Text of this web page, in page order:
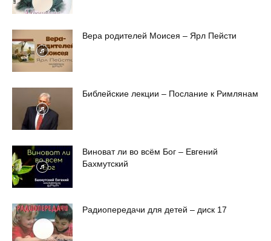
Вера родителей Моисея – Ярл Пейсти
Библейские лекции – Послание к Римлянам
Виноват ли во всём Бог – Евгений
Бахмутский
Радиопередачи для детей – диск 17